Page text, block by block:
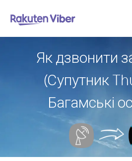
Як дзвонити
(Супутник
Багамські